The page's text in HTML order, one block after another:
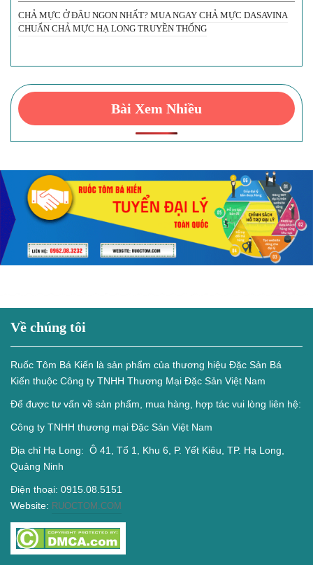
CHẢ MỰC Ở ĐÂU NGON NHẤT? MUA NGAY CHẢ MỰC DASAVINA
CHUẨN CHẢ MỰC HẠ LONG TRUYỀN THỐNG
Bài Xem Nhiều
Về chúng tôi
Ruốc Tôm Bá Kiến là sản phẩm của thương hiệu Đặc Sản Bá
Kiến thuộc Công ty TNHH Thương Mại Đặc Sản Việt Nam
Để được tư vấn về sản phẩm, mua hàng, hợp tác vui lòng liên hệ:
Công ty TNHH thương mại Đặc Sản Việt Nam
Địa chỉ Hạ Long: Ô 41, Tổ 1, Khu 6, P. Yết Kiêu, TP. Hạ Long,
Quảng Ninh
Điện thoại: 0915.08.5151
Website: RUOCTOM.COM